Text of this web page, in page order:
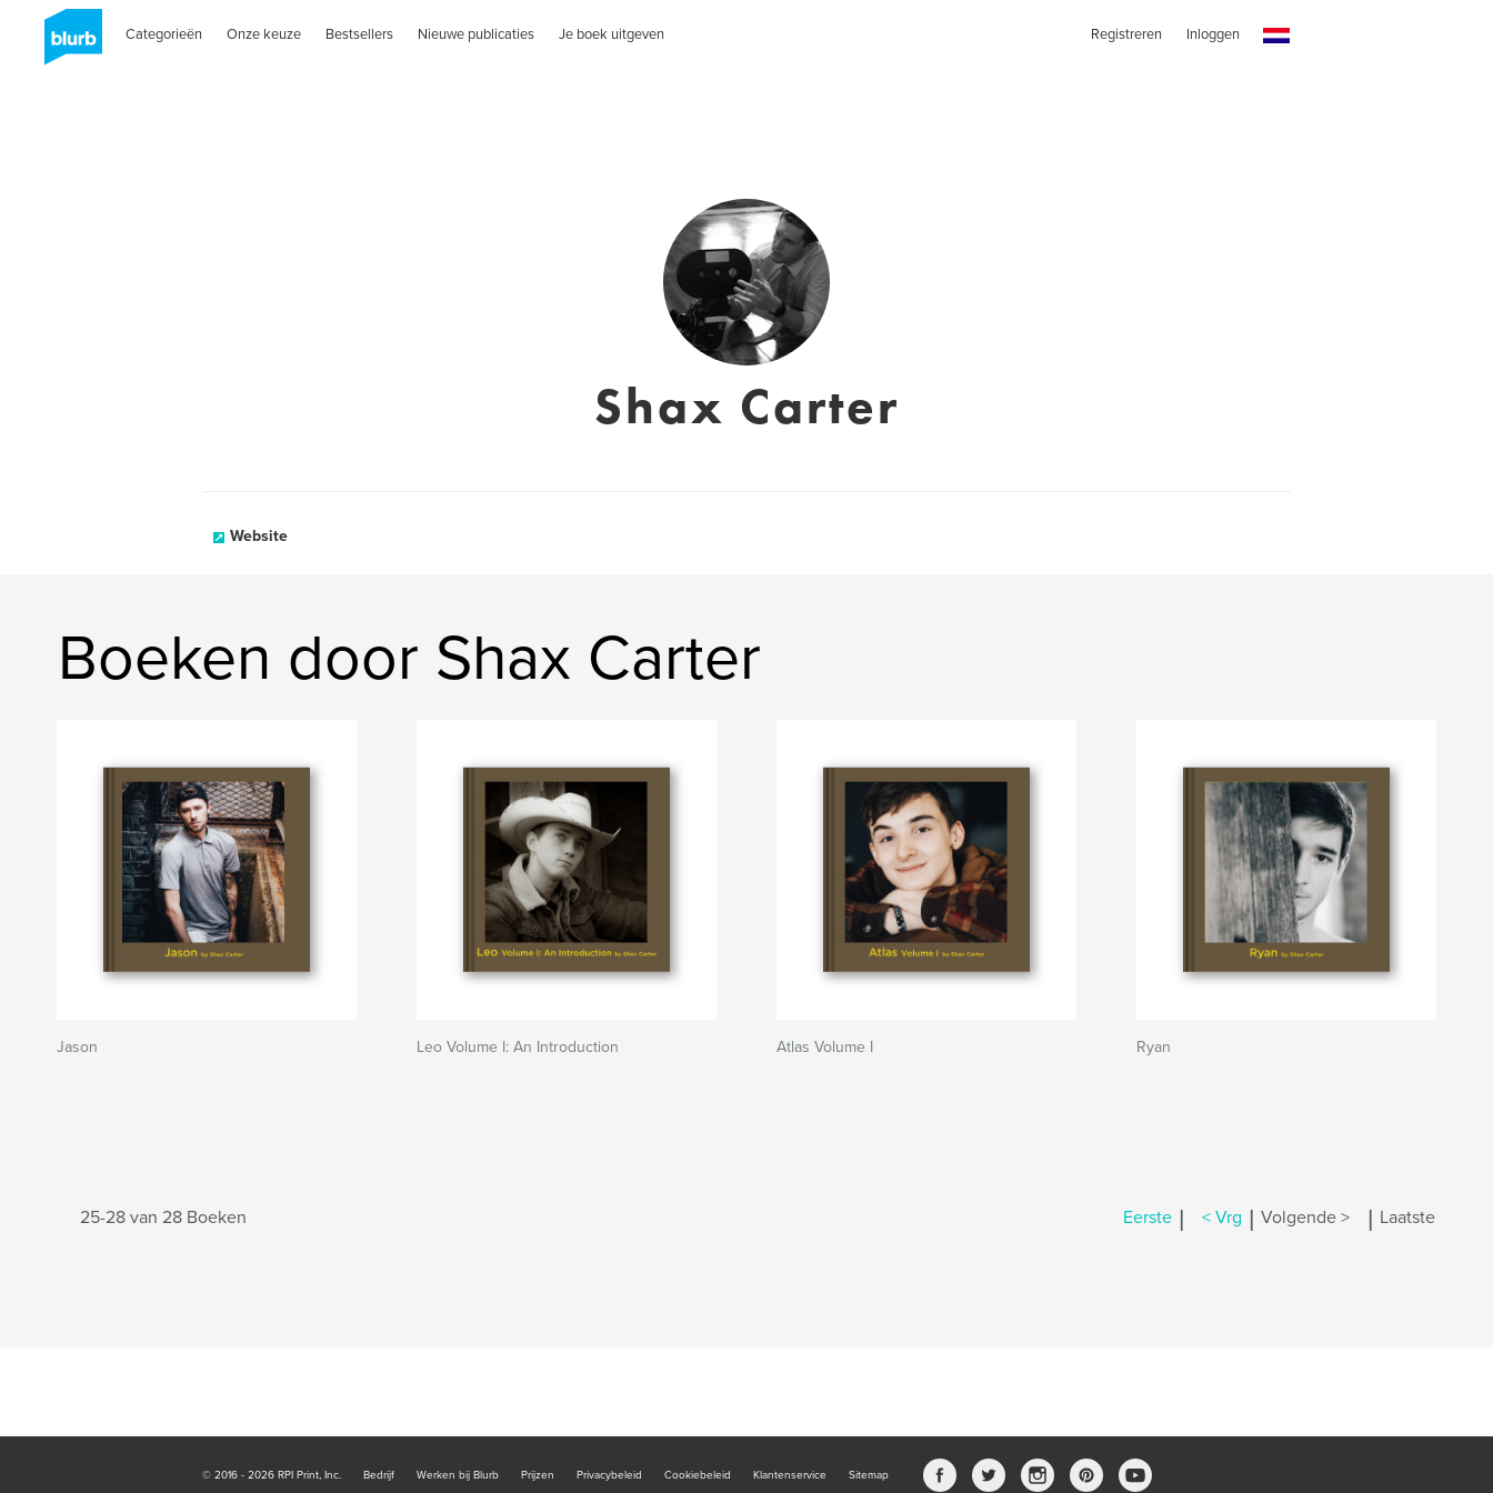
Categorieën Onze keuze Bestsellers Nieuwe publicaties Je boek uitgeven Registreren Inloggen
Shax Carter
Website
Boeken door Shax Carter
Jason Leo Volume I: An Introduction Atlas Volume I Ryan
25-28 van 28 Boeken Eerste | < Vrg | Volgende > | Laatste
© 2016 - 2026 RPI Print, Inc. Bedrijf Werken bij Blurb Prijzen Privacybeleid Cookiebeleid Klantenservice Sitemap